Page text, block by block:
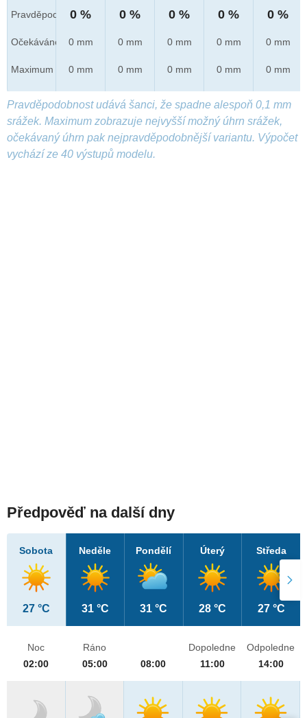
Pravděpod.
Očekáváno
Maximum
0 %
0 mm
0 mm
0 %
0 mm
0 mm
0 %
0 mm
0 mm
0 %
0 mm
0 mm
0 %
0 mm
0 mm
Pravděpodobnost udává šanci, že spadne alespoň 0,1 mm
srážek. Maximum zobrazuje nejvyšší možný úhrn srážek,
očekávaný úhrn pak nejpravděpodobnější variantu. Výpočet
vychází ze 40 výstupů modelu.
Předpověď na další dny
Sobota
27 °C
Neděle
31 °C
Pondělí
31 °C
Úterý
28 °C
Středa
27 °C
Noc
02:00
Ráno
05:00
08:00
Dopoledne
11:00
Odpoledne
14:00